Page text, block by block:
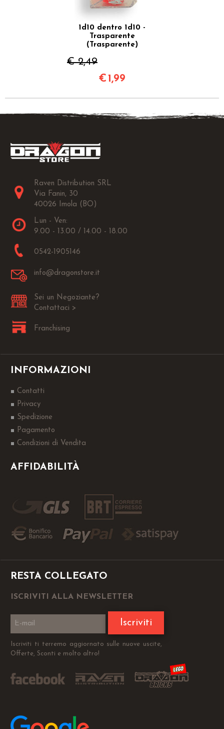
1d10 dentro 1d10 -
Trasparente
(Trasparente)
€ 2,49
€ 1,99
Raven Distribution SRL
Via Fanin, 30
40026 Imola (BO)
Lun - Ven:
9.00 - 13.00 / 14.00 - 18.00
0542-1905146
info@dragonstore.it
Sei un Negoziante?
Contattaci >
Franchising
INFORMAZIONI
Contatti
Privacy
Spedizione
Pagamento
Condizioni di Vendita
AFFIDABILITÀ
RESTA COLLEGATO
ISCRIVITI ALLA NEWSLETTER
Iscriviti
Iscriviti ti terremo aggiornato sulle nuove uscite,
Offerte, Sconti e molto altro!